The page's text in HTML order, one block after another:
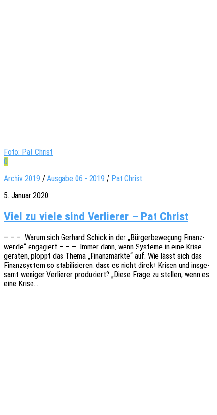
Foto: Pat Christ
0
Archiv 2019 / Ausgabe 06 - 2019 / Pat Christ
5. Januar 2020
Viel zu viele sind Verlierer – Pat Christ
– – – Warum sich Gerhard Schick in der „Bürger­be­we­gung Finanz­
wen­de“ enga­giert – – – Immer dann, wenn Syste­me in eine Krise
gera­ten, ploppt das Thema „Finanz­märk­te“ auf. Wie lässt sich das
Finanz­sys­tem so stabi­li­sie­ren, dass es nicht direkt Krisen und insge­
samt weni­ger Verlie­rer produ­ziert? „Diese Frage zu stel­len, wenn es
eine Krise…